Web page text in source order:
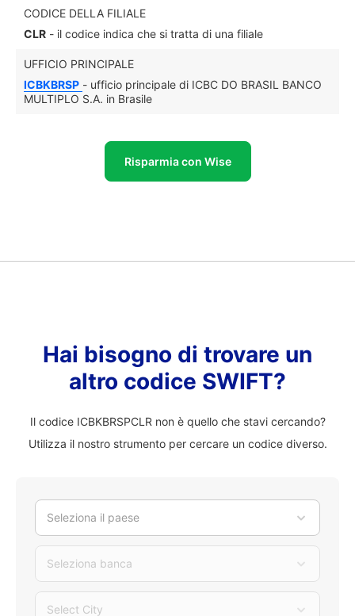
CODICE DELLA FILIALE
CLR - il codice indica che si tratta di una filiale
UFFICIO PRINCIPALE
ICBKBRSP - ufficio principale di ICBC DO BRASIL BANCO
MULTIPLO S.A. in Brasile
Risparmia con Wise
Hai bisogno di trovare un
altro codice SWIFT?
Il codice ICBKBRSPCLR non è quello che stavi cercando?
Utilizza il nostro strumento per cercare un codice diverso.
Seleziona il paese
Seleziona banca
Select City